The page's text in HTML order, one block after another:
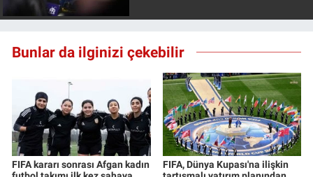
Bunlar da ilginizi çekebilir
FIFA kararı sonrası Afgan kadın
FIFA, Dünya Kupası'na ilişkin